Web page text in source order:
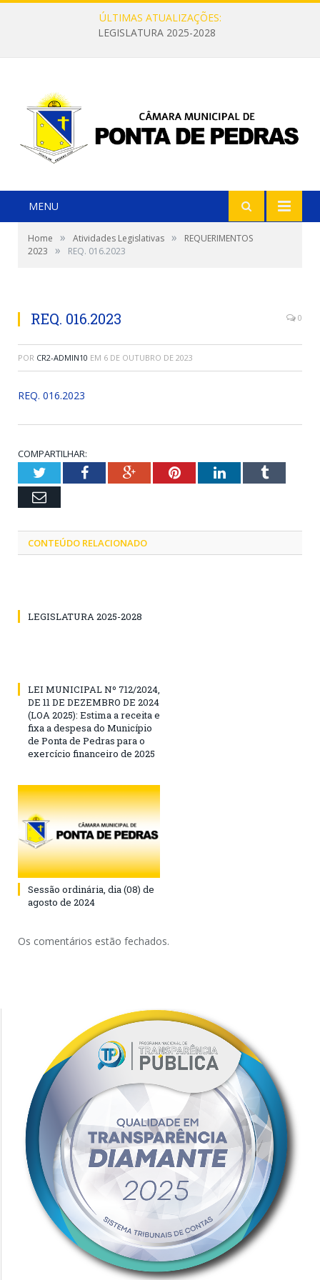
ÚLTIMAS ATUALIZAÇÕES:
LEGISLATURA 2025-2028
MENU
Home » Atividades Legislativas »
REQUERIMENTOS
2023
» REQ. 016.2023
REQ. 016.2023 0
POR CR2-ADMIN10 EM 6 DE OUTUBRO DE 2023
REQ. 016.2023
COMPARTILHAR:
TwitterFacebookGoogle+PinterestLinkedInTumblr
Email
CONTEÚDO RELACIONADO
LEGISLATURA 2025-2028
LEI MUNICIPAL Nº 712/2024,
DE 11 DE DEZEMBRO DE 2024
(LOA 2025): Estima a receita e
fixa a despesa do Município
de Ponta de Pedras para o
exercício financeiro de 2025
Sessão ordinária, dia (08) de
agosto de 2024
Os comentários estão fechados.